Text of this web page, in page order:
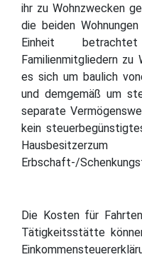
ihr zu Wohnzwecken
die beiden
Einheit
Familienmitgliedern zu
es sich um baulich
und demgemäß um
separate
kein
Erbschaft-/
Die Kosten für
Tätigkeitsstätte